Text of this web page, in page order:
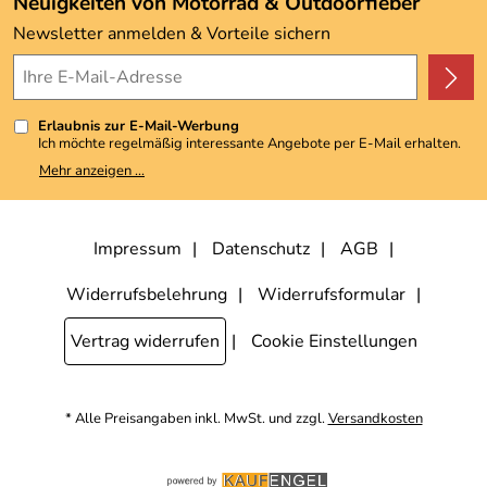
Kundenbewertungen (3.493)
4,9/5*****
Newsletter anmelden & Vorteile sichern
Erlaubnis zur E-Mail-Werbung
Ich möchte regelmäßig interessante Angebote per E-Mail erhalten.
Meine E-Mail-Adresse wird nicht an andere Unternehmen
weitergegeben. Zu statistischen Zwecken wird in anonymer Form
kann ich jederzeit mit Wirkung für die Zukunft widerrufen, indem ich
den Link "Abmelden" am Ende des Newsletters anklicke. Die
Mehr anzeigen ...
Impressum Datenschutz
AGB
Widerrufsbelehrung
Widerrufsformular
Vertrag widerrufen
Cookie Einstellungen
* Alle Preisangaben inkl. MwSt. und zzgl.Versandkosten